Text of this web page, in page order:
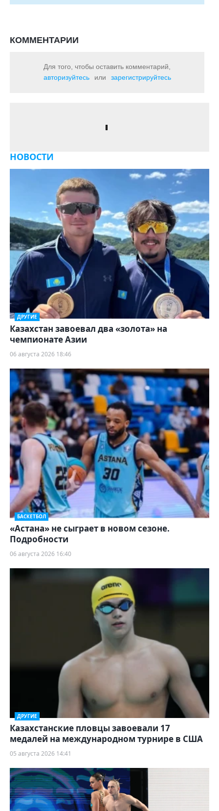
КОММЕНТАРИИ
Для того, чтобы оставить комментарий,
авторизуйтесь
или зарегистрируйтесь
НОВОСТИ
ДРУГИЕ
Казахстан завоевал два «золота» на
чемпионате Азии
06 августа 2026 18:46
БАСКЕТБОЛ
«Астана» не сыграет в новом сезоне.
Подробности
06 августа 2026 16:40
ДРУГИЕ
Казахстанские пловцы завоевали 17
медалей на международном турнире в США
05 августа 2026 14:41